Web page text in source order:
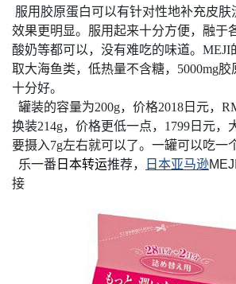
服用胶原蛋白可以有针对性地补充皮肤
效果更明显。服用起来十分方便，融于
酸奶等都可以，没有难吃的味道。MEJI
取大海鱼类，低热量不含糖，5000mg
十分好。
罐装的容量为200g，价格2018日元，
换装214g，价格更低一点，1799日元，
要摄入7g左右就可以了。一罐可以吃一
乐一番 日本转运推荐， 日本亚马逊
接